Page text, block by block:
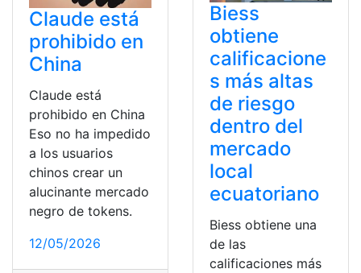
Claude está
prohibido en
China
Claude está
prohibido en China
Eso no ha impedido
a los usuarios
chinos crear un
alucinante mercado
negro de tokens.
12/05/2026
Biess
obtiene
calificacione
s más altas
de riesgo
dentro del
mercado
local
ecuatoriano
Biess obtiene una
de las
calificaciones más